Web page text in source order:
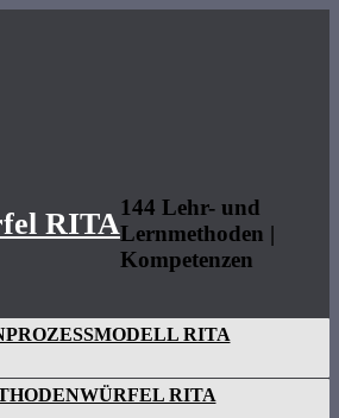
RITA144 Lehr- und
Lernmethoden |
Kompetenzen
RITA
RITA